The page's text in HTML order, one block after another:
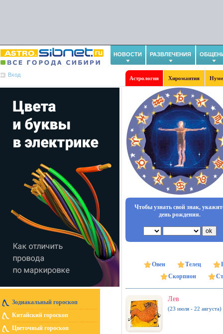
НОВОСТИ РАЗВЛЕЧЕНИЯ
Вход
Астрология Хиромантия
Зодиакальный гороскоп
Китайский гороскоп
Цветочный гороскоп
Чтобы узнать свой знак,
день рождения.
Овен Телец
Скорпион
Лев
(23 июля - 22 августа)